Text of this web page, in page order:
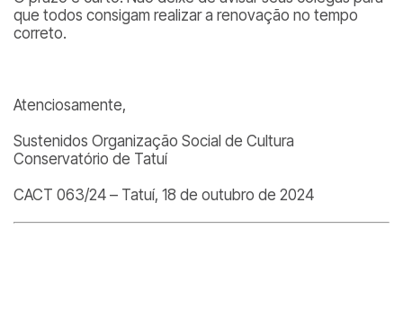
que todos consigam realizar a renovação no tempo
correto.
Atenciosamente,
Sustenidos Organização Social de Cultura
Conservatório de Tatuí
CACT 063/24 – Tatuí, 18 de outubro de 2024